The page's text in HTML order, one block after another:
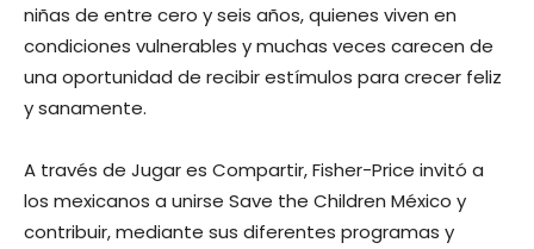
niñas de entre cero y seis años, quienes viven en
condiciones vulnerables y muchas veces carecen de
una oportunidad de recibir estímulos para crecer feliz
y sanamente.
A través de Jugar es Compartir, Fisher-Price invitó a
los mexicanos a unirse Save the Children México y
contribuir, mediante sus diferentes programas y